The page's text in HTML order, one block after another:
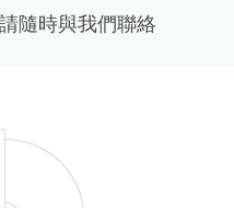
隨時與我們聯絡